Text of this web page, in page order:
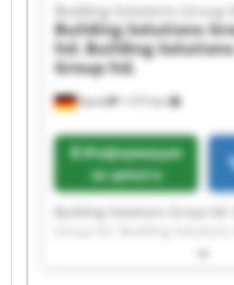
Кьолн 1 673 km
Building Solutions Group
Building Solutions
ltd. Building Solutions
Group ltd.
Информация
за цената
Building Solutions Group ltd.
Solutions Group ltd. Building